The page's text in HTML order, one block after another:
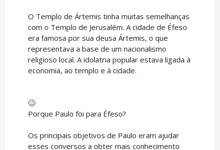
O Templo de Ártemis tinha muitas semelhanças
com o Templo de Jerusalém. A cidade de Éfeso
era famosa por sua deusa Ártemis, o que
representava a base de um nacionalismo
religioso local. A idolatria popular estava ligada à
economia, ao templo e à cidade.
🥴
Porque Paulo foi para Éfeso?
Os principais objetivos de Paulo eram ajudar
esses conversos a obter mais conhecimento